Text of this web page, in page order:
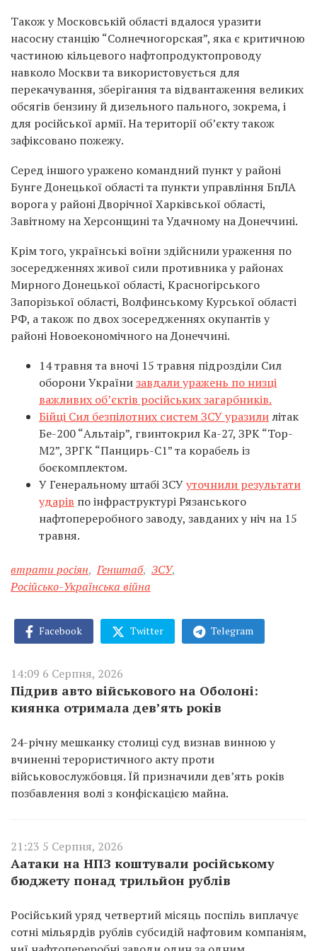
Також у Московській області вдалося уразити
насосну станцію “Солнечногорская”, яка є критичною
частиною кільцевого нафтопродуктопроводу
навколо Москви та використовується для
перекачування, зберігання та відвантаження великих
обсягів бензину й дизельного пального, зокрема, і
для російської армії. На території об’єкту також
зафіксовано пожежу.
Серед іншого уражено командний пункт у районі
Бунге Донецької області та пункти управління БпЛА
ворога у районі Дворічної Харківської області,
Завітному на Херсонщині та Удачному на Донеччині.
Крім того, українські воїни здійснили ураження по
зосередженнях живої сили противника у районах
Мирного Донецької області, Красногірського
Запорізької області, Волфинському Курської області
РФ, а також по двох зосередженнях окупантів у
районі Новоекономічного на Донеччині.
14 травня та вночі 15 травня підрозділи Сил
оборони Українизавдали уражень по низці
важливих об’єктів російських загарбників.
Бійці Сил безпілотних систем ЗСУ уразилилітак
Бе-200 “Альтаір”, гвинтокрил Ка-27, ЗРК “Тор-
М2”, ЗРГК “Панцирь-С1” та корабель із
боєкомплектом.
У Генеральному штабі ЗСУуточнили результати
ударів по інфраструктурі Рязанського
нафтопереробного заводу, завданих у ніч на 15
травня.
втрати росіян, Генштаб, ЗСУ,
Російсько-Українська війна
Facebook Twitter Telegram
14:09 6 Серпня, 2026
Підрив авто військового на Оболоні:
киянка отримала дев’ять років
24-річну мешканку столиці суд визнав винною у
вчиненні терористичного акту проти
військовослужбовця. Їй призначили дев’ять років
позбавлення волі з конфіскацією майна.
21:23 5 Серпня, 2026
Аатаки на НПЗ коштували російському
бюджету понад трильйон рублів
Російський уряд четвертий місяць поспіль виплачує
сотні мільярдів рублів субсидій нафтовим компаніям,